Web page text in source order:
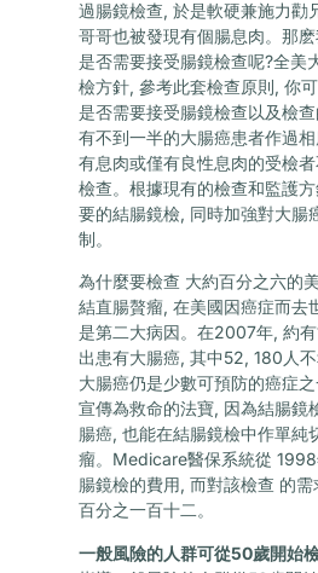
過腸鏡檢查, 於是軟硬兼施力勸
哥哥也被發現有個腸息肉。那
是否需要接受腸鏡檢查呢?全美
檢方針, 參考此套檢查原則, 你
是否需要接受腸鏡檢查以及檢
有不到一半的大腸癌患者作過
有息肉或僅有良性息肉的受檢
檢查。根據現有的檢查和監護
要的結腸鏡檢, 同時加強對大腸
制。
為什麼要檢查 大約百分之六的
結直腸贅瘤, 在美國因癌症而去
是第二大病因。在2007年, 約
出患有大腸癌, 其中52, 180人
大腸癌仍是少數可預防的癌症
宣傳為救命的法寶, 因為結腸鏡
腸癌, 也能在結腸鏡檢中作單純
瘤。Medicare醫保系統從
腸鏡檢的費用, 而對該檢查 的
百分之一百十二。
一般風險的人群可從50歲開始